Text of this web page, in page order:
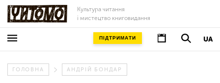
Культура читання
і мистецтво книговидання
UA
ПІДТРИМАТИ
ГОЛОВНА АНДРІЙ БОНДАР